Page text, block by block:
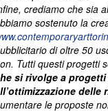
crediamo che sia
sostenuto la
di oltre 50
Tutti questi progetti
si rivolge a
delle
le proposte